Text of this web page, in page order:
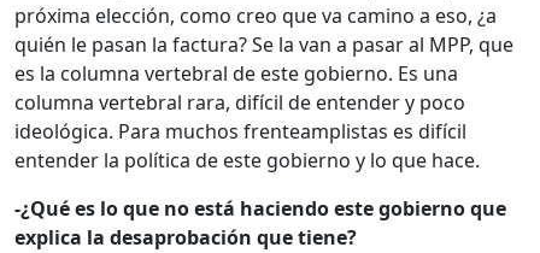
próxima elección, como creo que va camino a eso, ¿a
quién le pasan la factura? Se la van a pasar al MPP, que
es la columna vertebral de este gobierno. Es una
columna vertebral rara, difícil de entender y poco
ideológica. Para muchos frenteamplistas es difícil
entender la política de este gobierno y lo que hace.
-¿Qué es lo que no está haciendo este gobierno que
explica la desaprobación que tiene?